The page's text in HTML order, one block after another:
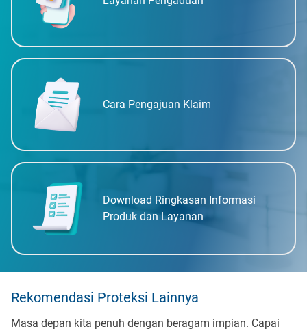
Cara Pengajuan Klaim
Download Ringkasan Informasi
Produk dan Layanan
Rekomendasi Proteksi Lainnya
Masa depan kita penuh dengan beragam impian. Capai